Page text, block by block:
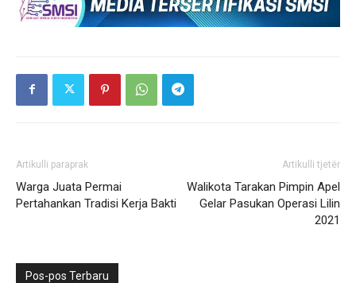
Artikulli paraprak
Warga Juata Permai
Pertahankan Tradisi Kerja Bakti
Artikulli tjetër
Walikota Tarakan Pimpin Apel
Gelar Pasukan Operasi Lilin
2021
Pos-pos Terbaru